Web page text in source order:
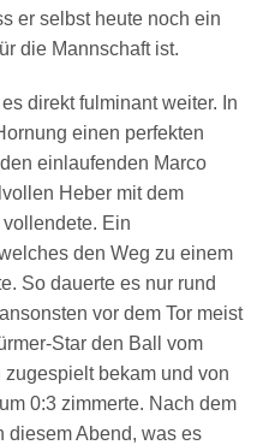
er selbst heute noch ein
die Mannschaft ist.
direkt fulminant weiter. In
einen perfekten
einlaufenden Marco
Heber mit dem
Ein
den Weg zu einem
So dauerte es nur rund
vor dem Tor meist
Star den Ball vom
bekam und von
0:3 zimmerte. Nach dem
diesem Abend, was es